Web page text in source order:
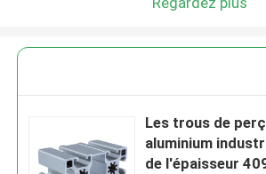
Les trous de
aluminium
de l'épaisseur